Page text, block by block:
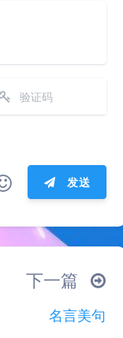
发送
下一篇
名言美句